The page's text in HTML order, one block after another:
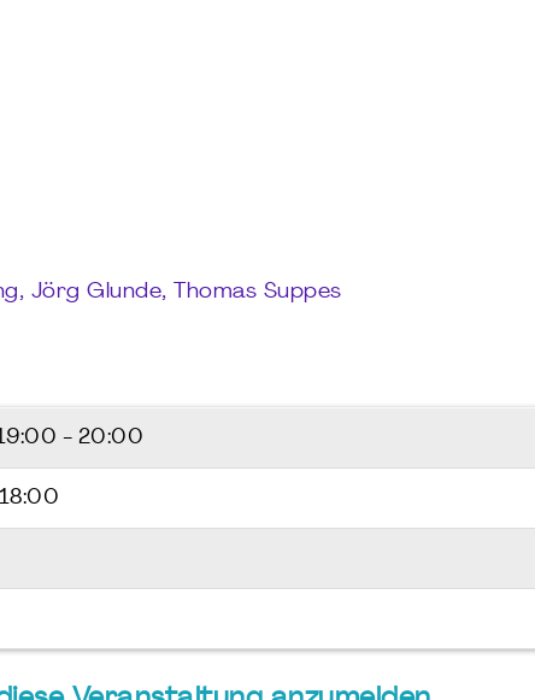
Jörg Glunde, Thomas Suppes
- 20:00